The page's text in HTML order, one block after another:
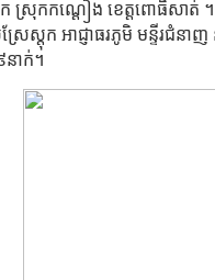
ស្រុកកណ្ដៀង ខេត្តពោធិ៍សាត់
តុក អាជ្ញាធរភូមិ មន្ទីរជំនា
ាក់។